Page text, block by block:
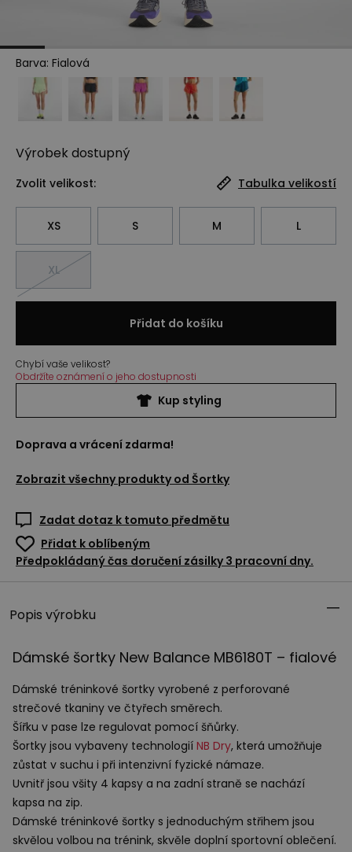
Barva: Fialová
Výrobek dostupný
Zvolit velikost: Tabulka velikostí
XS S M L
XL
Přidat do košíku
Chybí vaše velikost?
Obdržíte oznámení o jeho dostupnosti
Kup styling
Doprava a vrácení zdarma!
Zobrazit všechny produkty od Šortky
Zadat dotaz k tomuto předmětu
Přidat k oblíbeným
Předpokládaný čas doručení zásilky 3 pracovní dny.
Popis výrobku
Dámské šortky New Balance MB6180T – fialové
Dámské tréninkové šortky vyrobené z perforované
strečové tkaniny ve čtyřech směrech.
Šířku v pase lze regulovat pomocí šňůrky.
Šortky jsou vybaveny technologií NB Dry, která umožňuje
zůstat v suchu i při intenzivní fyzické námaze.
Uvnitř jsou všity 4 kapsy a na zadní straně se nachází
kapsa na zip.
Dámské tréninkové šortky s jednoduchým střihem jsou
skvělou volbou na trénink, skvěle doplní sportovní oblečení.